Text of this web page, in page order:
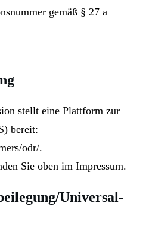
gemäß § 27 a
stellt eine Plattform zur
bereit:
odr/.
Sie oben im Impressum.
Universal­